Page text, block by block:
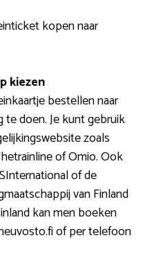
kopen naar
kiezen
bestellen naar
te doen. Je kunt gebruik
zoals
of Omio. Ook
of de
van Finland
kan men boeken
of per telefoon